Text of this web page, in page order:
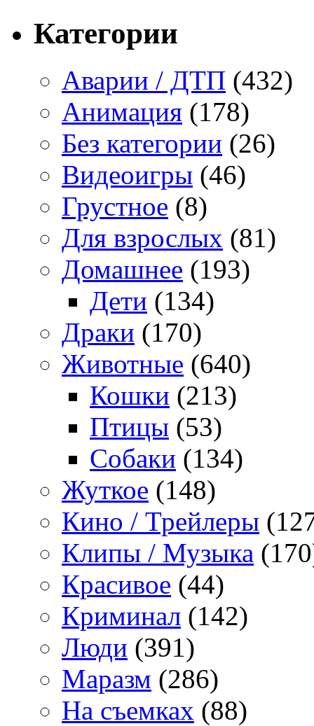
Категории
Аварии / ДТП (432)
Анимация (178)
Без категории (26)
Видеоигры (46)
Грустное (8)
Для взрослых (81)
Домашнее (193)
Дети (134)
Драки (170)
Животные (640)
Кошки (213)
Птицы (53)
Собаки (134)
Жуткое (148)
Кино / Трейлеры
Клипы / Музыка
Красивое (44)
Криминал (142)
Люди (391)
Маразм (286)
На съемках (88)